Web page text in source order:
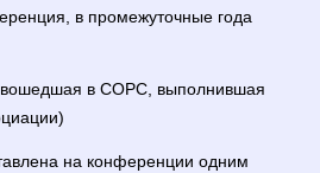
в промежуточные года
вошедшая в СОРС, выполнившая
на конференции одним